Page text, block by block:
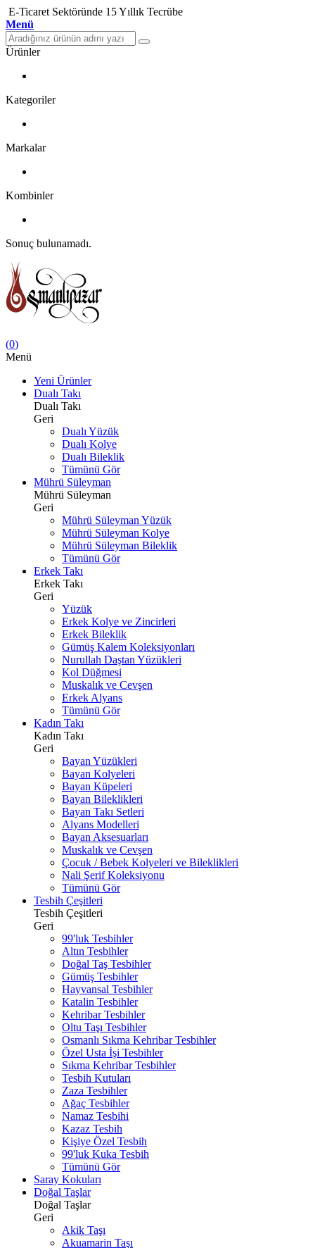
E-Ticaret Sektöründe 15 Yıllık Tecrübe
Menü
Ürünler
Kategoriler
Markalar
Kombinler
Sonuç bulunamadı.
(0)
Menü
Yeni Ürünler
Dualı Takı
Dualı Takı
Geri
Dualı Yüzük
Dualı Kolye
Dualı Bileklik
Tümünü Gör
Mührü Süleyman
Mührü Süleyman
Geri
Mührü Süleyman Yüzük
Mührü Süleyman Kolye
Mührü Süleyman Bileklik
Tümünü Gör
Erkek Takı
Erkek Takı
Geri
Yüzük
Erkek Kolye ve Zincirleri
Erkek Bileklik
Gümüş Kalem Koleksiyonları
Nurullah Daştan Yüzükleri
Kol Düğmesi
Muskalık ve Cevşen
Erkek Alyans
Tümünü Gör
Kadın Takı
Kadın Takı
Geri
Bayan Yüzükleri
Bayan Kolyeleri
Bayan Küpeleri
Bayan Bileklikleri
Bayan Takı Setleri
Alyans Modelleri
Bayan Aksesuarları
Muskalık ve Cevşen
Çocuk / Bebek Kolyeleri ve Bileklikleri
Nali Şerif Koleksiyonu
Tümünü Gör
Tesbih Çeşitleri
Tesbih Çeşitleri
Geri
99'luk Tesbihler
Altın Tesbihler
Doğal Taş Tesbihler
Gümüş Tesbihler
Hayvansal Tesbihler
Katalin Tesbihler
Kehribar Tesbihler
Oltu Taşı Tesbihler
Osmanlı Sıkma Kehribar Tesbihler
Özel Usta İşi Tesbihler
Sıkma Kehribar Tesbihler
Tesbih Kutuları
Zaza Tesbihler
Ağaç Tesbihler
Namaz Tesbihi
Kazaz Tesbih
Kişiye Özel Tesbih
99'luk Kuka Tesbih
Tümünü Gör
Saray Kokuları
Doğal Taşlar
Doğal Taşlar
Geri
Akik Taşı
Akuamarin Taşı